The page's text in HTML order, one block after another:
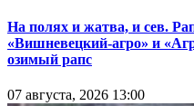
На полях и жатва, и сев.
«Вишневецкий-агро» и
озимый рапс
07 августа, 2026 13:00